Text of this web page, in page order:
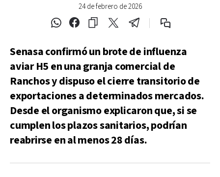
24 de febrero de 2026
Senasa confirmó un brote de influenza
aviar H5 en una granja comercial de
Ranchos y dispuso el cierre transitorio de
exportaciones a determinados mercados.
Desde el organismo explicaron que, si se
cumplen los plazos sanitarios, podrían
reabrirse en al menos 28 días.